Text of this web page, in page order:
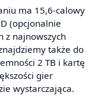
ma 15,6-calowy
(opcjonalnie
z najnowszych
także do
2 TB i kartę
gier
wystarczająca.